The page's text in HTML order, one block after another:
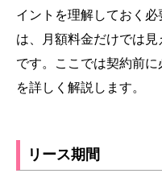
イントを理解しておく
は、月額料金だけでは
です。ここでは契約前
を詳しく解説します。
リース期間